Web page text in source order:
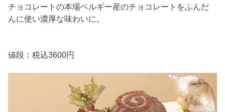
チョコレートの本場ベルギー産のチョコレートをふんだ
んに使い濃厚な味わいに。
値段：税込3600円